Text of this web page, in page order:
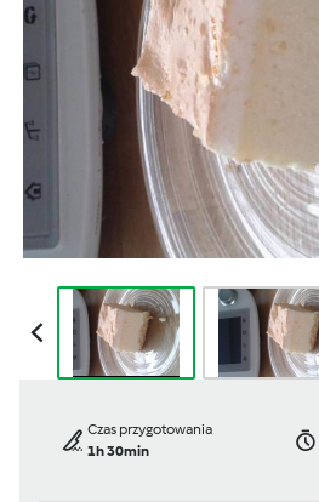
Czas przygotowania
1h 30min